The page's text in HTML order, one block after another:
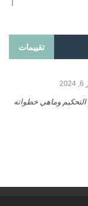
تقييمات
لدي بحث أرغب